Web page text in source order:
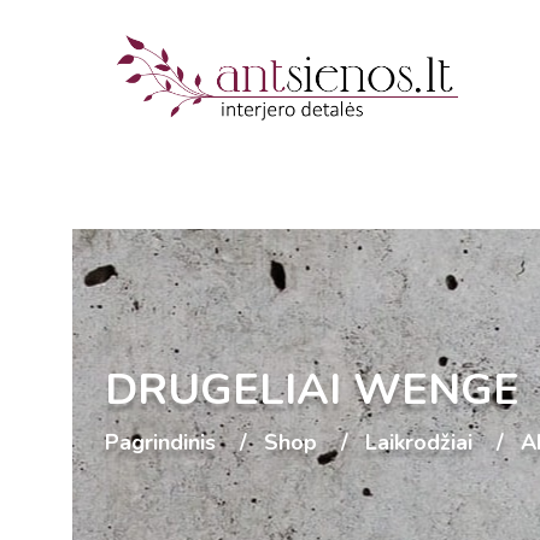
DRUGELIAI WENGE
Pagrindinis Shop Laikrodžiai